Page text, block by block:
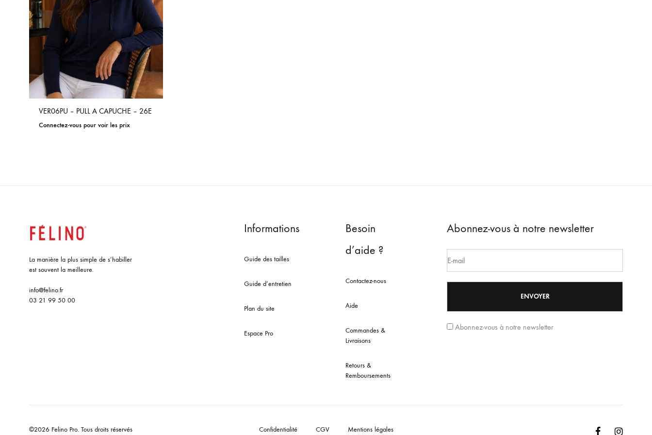
VER06PU – PULL A CAPUCHE – 26E
Connectez-vous pour voir les prix
La manière la plus simple de s’habiller
est souvent la meilleure.
info@felino.fr
03 21 99 50 00
Informations
Guide des tailles
Guide d’entretien
Plan du site
Espace Pro
Besoin
d’aide ?
Contactez-nous
Aide
Commandes &
Livraisons
Retours &
Remboursements
Abonnez-vous à notre newsletter
Abonnez-vous à notre newsletter
©2026 Felino Pro. Tous droits réservés Confidentialité CGV Mentions légales Facebook